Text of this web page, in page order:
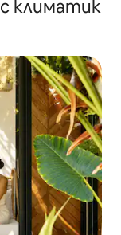
климатик